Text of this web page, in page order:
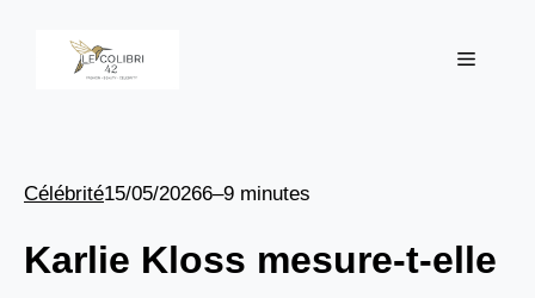
Menu
Célébrité15/05/20266–9 minutes
Karlie Kloss mesure-t-elle